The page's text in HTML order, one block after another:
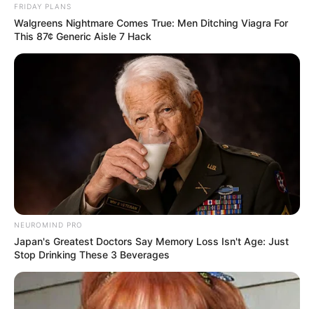
ΤΑΥΤΟΤΗΤΑ ΚΑΙ ΕΠΙΚΟΙΝΩΝΙΑ ΟΡΟΙ ΧΡΗΣΗΣ
FRIDAY PLANS
Walgreens Nightmare Comes True: Men Ditching Viagra For
This 87¢ Generic Aisle 7 Hack
NEUROMIND PRO
Japan's Greatest Doctors Say Memory Loss Isn't Age: Just
Stop Drinking These 3 Beverages